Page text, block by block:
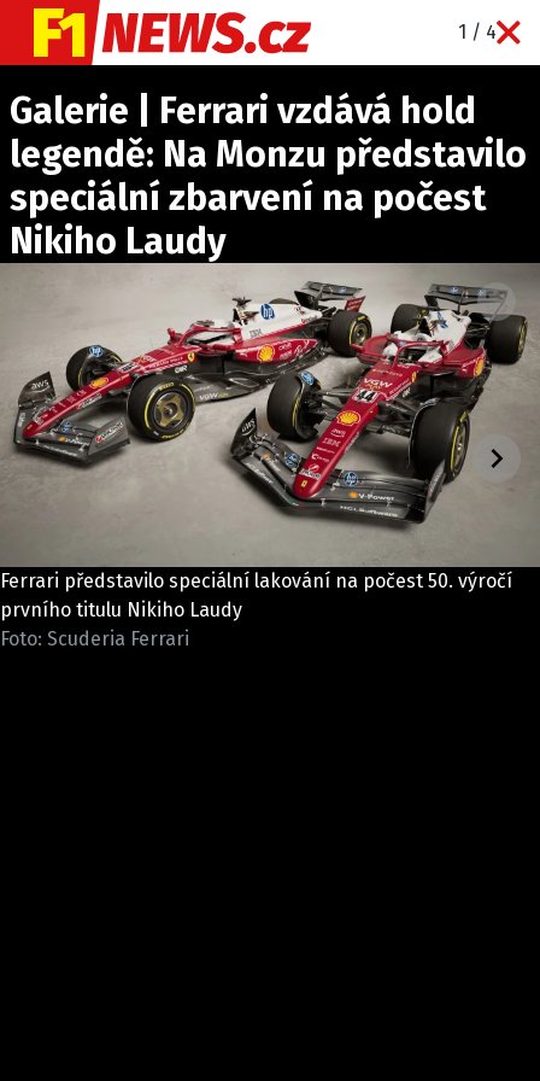
1 / 4
GRAND PRIX
PADDOCK LINE
HISTORIE GP
PROFILY JEZDCŮ
PROFILY TÝMŮ
ROZHOVORY
OSTATNÍ
SLEDUJTE NÁS NA|
ETICKÝ KODEX
KONTAKT
VYDAVATEL
Galerie | Ferrari vzdává hold
legendě: Na Monzu představilo
speciální zbarvení na počest
Nikiho Laudy
Ferrari představilo speciální lakování na počest 50. výročí
prvního titulu Nikiho Laudy
Foto: Scuderia Ferrari